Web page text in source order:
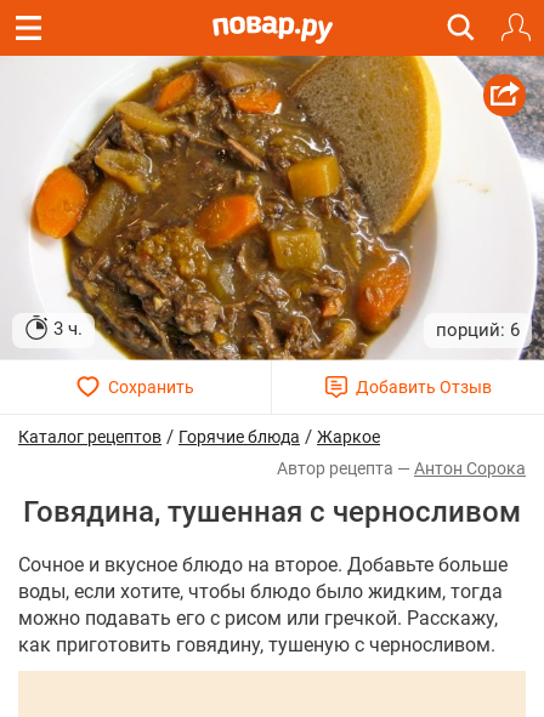
3 ч. 6
Каталог рецептов / Горячие блюда / Жаркое
Антон Сорока
Говядина, тушенная с черносливом
Сочное и вкусное блюдо на второе. Добавьте больше
воды, если хотите, чтобы блюдо было жидким, тогда
можно подавать его с рисом или гречкой. Расскажу,
как приготовить говядину, тушеную с черносливом.